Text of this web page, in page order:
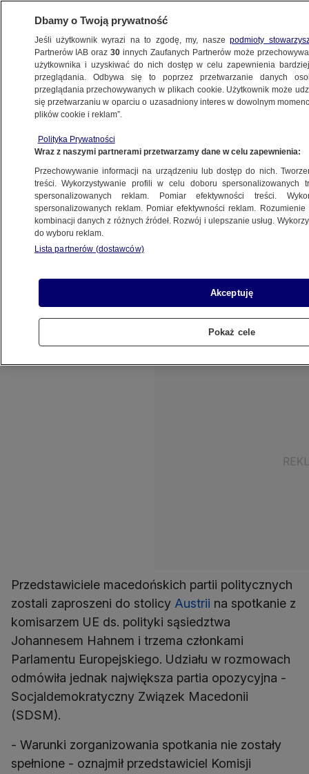
ŚWIAT
się pogłębi?
21.04.2016, 14:59Aktualizacja:21.04.2016, 15:01
Udostępnij
Fiaskiem zakończyły się wysiłki przedstawicieli
politycznego w Macedonii wszystkie główne
partie w tym kraju - podała Komisja Europejska.
W rozmowach nie wzięła udziału główna partia
Przedstawiciele macedońskich partii politycznych
zostali zaproszeni do stolicy Austrii na spotkanie z
komisarzem UE ds. polityki sąsiedztwa
Johannesem Hahnem i trzema członkami
Parlamentu Europejskiego. Udziału w rozmowach
odmówiła jednak największa partia opozycyjna -
Socjaldemokratyczny Związek Macedonii
(SDSM).
- Warunki zorganizowania spotkania nie zostały
spełnione - oznajmił przedstawiciel Komisji
Dbamy o Twoją prywatność
Jeśli użytkownik wyrazi na to zgodę, my, naszepodmioty
Partnerów IAB oraz30 innych Zaufanych Partnerów może
użytkownika i uzyskiwać do nich dostęp w celu zapewnienia
przeglądania. Odbywa się to poprzez przetwarzanie danych
przeglądania przechowywanych w plikach cookie. Użytkownik może
się przetwarzaniu w oparciu o uzasadniony interes w dowolnym
plików cookie i reklam”.
Polityka Prywatności
Wraz z naszymi partnerami przetwarzamy dane w celu zapewnienia:
Przechowywanie informacji na urządzeniu lub dostęp do nich.
treści. Wykorzystywanie profili w celu doboru spersonalizowanych
spersonalizowanych reklam. Pomiar efektywności treści.
spersonalizowanych reklam. Pomiar efektywności reklam.
kombinacji danych z różnych źródeł. Rozwój i ulepszanie usług.
do wyboru reklam.
Lista partnerów (dostawców)
Akceptuję
Pokaż cele